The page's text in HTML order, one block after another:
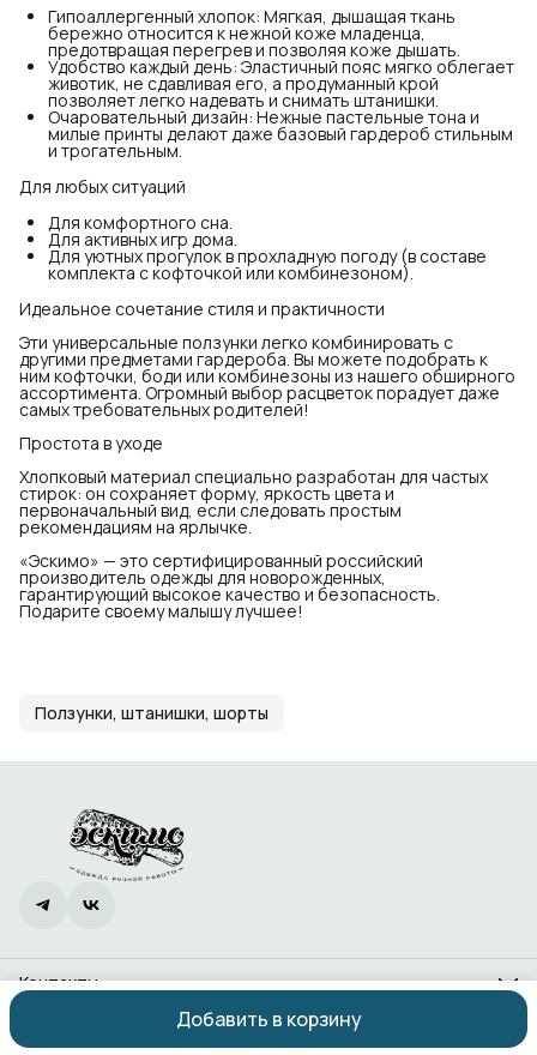
Добавить в корзину
Гипоаллергенный хлопок: Мягкая, дышащая ткань
бережно относится к нежной коже младенца,
предотвращая перегрев и позволяя коже дышать.
Удобство каждый день: Эластичный пояс мягко облегает
животик, не сдавливая его, а продуманный крой
позволяет легко надевать и снимать штанишки.
Очаровательный дизайн: Нежные пастельные тона и
милые принты делают даже базовый гардероб стильным
и трогательным.
Для любых ситуаций
Для комфортного сна.
Для активных игр дома.
Для уютных прогулок в прохладную погоду (в составе
комплекта с кофточкой или комбинезоном).
Идеальное сочетание стиля и практичности
Эти универсальные ползунки легко комбинировать с
другими предметами гардероба. Вы можете подобрать к
ним кофточки, боди или комбинезоны из нашего обширного
ассортимента. Огромный выбор расцветок порадует даже
самых требовательных родителей!
Простота в уходе
Хлопковый материал специально разработан для частых
стирок: он сохраняет форму, яркость цвета и
первоначальный вид, если следовать простым
рекомендациям на ярлычке.
«Эскимо» — это сертифицированный российский
производитель одежды для новорожденных,
гарантирующий высокое качество и безопасность.
Подарите своему малышу лучшее!
Ползунки, штанишки, шорты
Контакты
Ростов-на-Дону, проспект 40-летия Победы, 338
Телефон
ОплатаДоставкаПравила возвратаРеквизитыОферта